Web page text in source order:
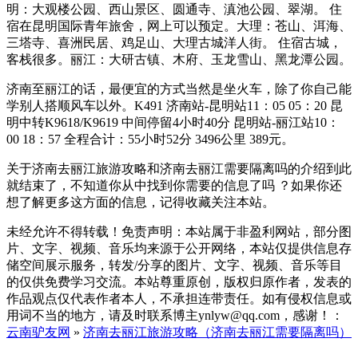
明：大观楼公园、西山景区、圆通寺、滇池公园、翠湖。 住
宿在昆明国际青年旅舍，网上可以预定。大理：苍山、洱海、
三塔寺、喜洲民居、鸡足山、大理古城洋人街。 住宿古城，
客栈很多。丽江：大研古镇、木府、玉龙雪山、黑龙潭公园。
济南至丽江的话，最便宜的方式当然是坐火车，除了你自己能
学别人搭顺风车以外。K491 济南站-昆明站11：05 05：20 昆
明中转K9618/K9619 中间停留4小时40分 昆明站-丽江站10：
00 18：57 全程合计：55小时52分 3496公里 389元。
关于济南去丽江旅游攻略和济南去丽江需要隔离吗的介绍到此
就结束了，不知道你从中找到你需要的信息了吗 ？如果你还
想了解更多这方面的信息，记得收藏关注本站。
未经允许不得转载！免责声明：本站属于非盈利网站，部分图
片、文字、视频、音乐均来源于公开网络，本站仅提供信息存
储空间展示服务，转发/分享的图片、文字、视频、音乐等目
的仅供免费学习交流。本站尊重原创，版权归原作者，发表的
作品观点仅代表作者本人，不承担连带责任。如有侵权信息或
用词不当的地方，请及时联系博主ynlyw@qq.com，感谢！：
云南驴友网 » 济南去丽江旅游攻略（济南去丽江需要隔离吗）